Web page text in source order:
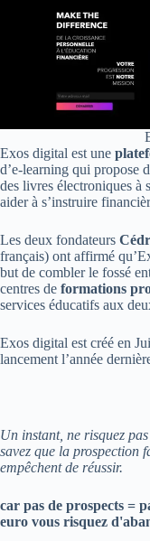
Exos digital est une
d’e-learning qui propose
des livres électroniques à
aider à s’instruire
Les deux fondateurs
français) ont affirmé
but de combler le fossé
centres de formations
services éducatifs aux
Exos digital est créé en
lancement l’année
Un instant, ne risquez
savez que la prospection
empêchent de réussir.
car pas de prospects =
euro vous risquez